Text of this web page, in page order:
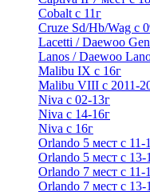
Cobalt с 11г
Cruze Sd/Hb/Wag c
Lacetti / Daewoo
Lanos / Daewoo
Malibu IX с 16г
Malibu VIII с 2011-
Niva с 02-13г
Niva с 14-16г
Niva с 16г
Orlando 5 мест с 11-
Orlando 5 мест с 13-
Orlando 7 мест с 11-
Orlando 7 мест с 13-